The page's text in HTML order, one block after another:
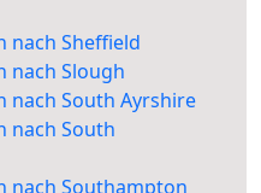
nach Sheffield
nach Slough
nach South Ayrshire
nach South
nach Southampton